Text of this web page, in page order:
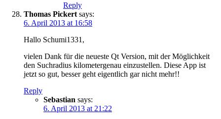
Reply
Thomas Pickert says:
6. April 2013 at 16:58
Hallo Schumi1331,
vielen Dank für die neueste Qt Version, mit der Möglichkeit
den Suchradius kilometergenau einzustellen. Diese App ist
jetzt so gut, besser geht eigentlich gar nicht mehr!!
Reply
Sebastian says:
6. April 2013 at 21:22